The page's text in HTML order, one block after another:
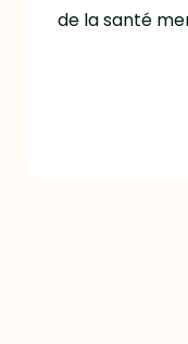
de la santé